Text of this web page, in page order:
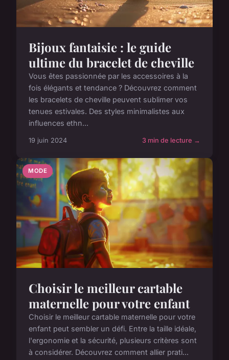
Bijoux fantaisie : le guide
ultime du bracelet de cheville
Vous êtes passionnée par les accessoires à la
fois élégants et tendance ? Découvrez comment
les bracelets de cheville peuvent sublimer vos
tenues estivales. Des styles minimalistes aux
influences ethn...
19 juin 2024 3 min de lecture →
MODE
Choisir le meilleur cartable
maternelle pour votre enfant
Choisir le meilleur cartable maternelle pour votre
enfant peut sembler un défi. Entre la taille idéale,
l'ergonomie et la sécurité, plusieurs critères sont
à considérer. Découvrez comment allier prati...